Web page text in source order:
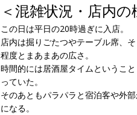
＜混雑状況・店内の
この日は平日の20時過ぎに入店。
店内は掘りごたつやテーブル席、
程度とまあまあの広さ。
時間的には居酒屋タイムというこ
っていた。
そのあともパラパラと宿泊客や外
になる。